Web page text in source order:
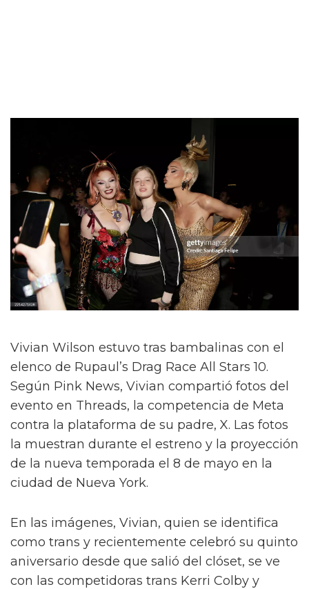
Vivian Wilson estuvo tras bambalinas con el
elenco de Rupaul’s Drag Race All Stars 10.
Según Pink News, Vivian compartió fotos del
evento en Threads, la competencia de Meta
contra la plataforma de su padre, X. Las fotos
la muestran durante el estreno y la proyección
de la nueva temporada el 8 de mayo en la
ciudad de Nueva York.
En las imágenes, Vivian, quien se identifica
como trans y recientemente celebró su quinto
aniversario desde que salió del clóset, se ve
con las competidoras trans Kerri Colby y